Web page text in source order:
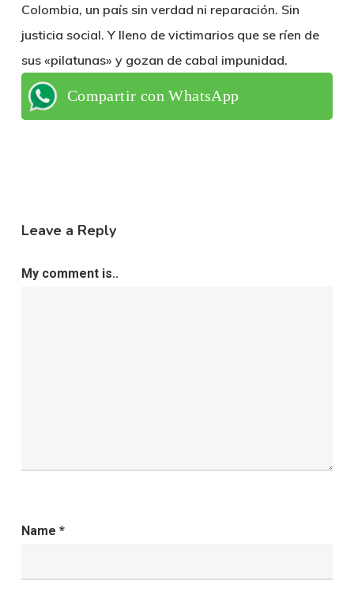
Colombia, un país sin verdad ni reparación. Sin
justicia social. Y lleno de victimarios que se ríen de
sus «pilatunas» y gozan de cabal impunidad.
Compartir con WhatsApp
Leave a Reply
My comment is..
Name *